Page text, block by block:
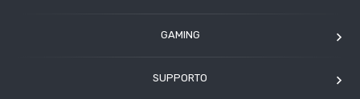
Angelbird
GAMING
SUPPORTO